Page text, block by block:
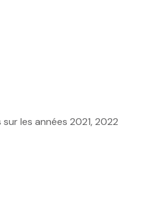
les années 2021, 2022